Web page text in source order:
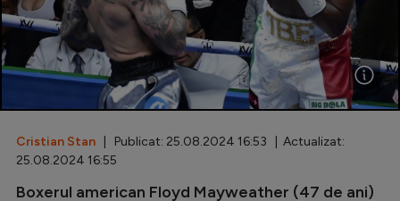
U21
Fotbal feminin
Special
Diverse
Inedit
Cristian Stan | Publicat: 25.08.2024 16:53 | Actualizat:
25.08.2024 16:55
Boxerul american Floyd Mayweather (47 de ani)